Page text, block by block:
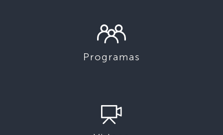
Programas